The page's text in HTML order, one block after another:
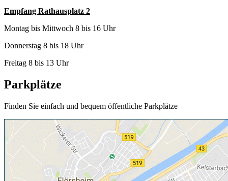
Empfang Rathausplatz 2
Montag bis Mittwoch 8 bis 16 Uhr
Donnerstag 8 bis 18 Uhr
Freitag 8 bis 13 Uhr
Parkplätze
Finden Sie einfach und bequem öffentliche Parkplätze